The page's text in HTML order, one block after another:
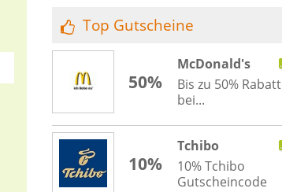
Top Gutscheine
50%
McDonald's
Bis zu 50% Rabatt
bei...
10%
Tchibo
10% Tchibo
Gutscheincode